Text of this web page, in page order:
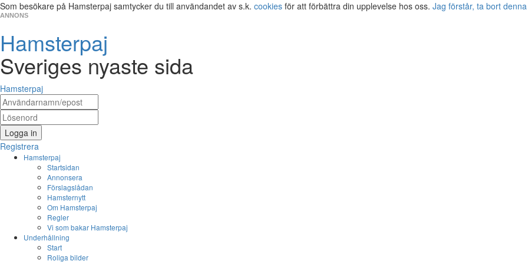
Som besökare på Hamsterpaj samtycker du till användandet av s.k. cookies för att förbättra din upplevelse hos oss. Jag förstår, ta bort
ANNONS
Hamsterpaj
Sveriges nyaste sida
Hamsterpaj
Logga in
Registrera
Hamsterpaj
Startsidan
Annonsera
Förslagslådan
Hamsternytt
Om Hamsterpaj
Regler
Vi som bakar Hamsterpaj
Underhållning
Start
Roliga bilder